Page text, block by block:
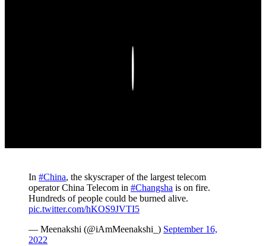
In #China, the skyscraper of the largest telecom
operator China Telecom in #Changsha is on fire.
Hundreds of people could be burned alive.
pic.twitter.com/hKOS9JVTI5
— Meenakshi (@iAmMeenakshi_) September 16,
2022